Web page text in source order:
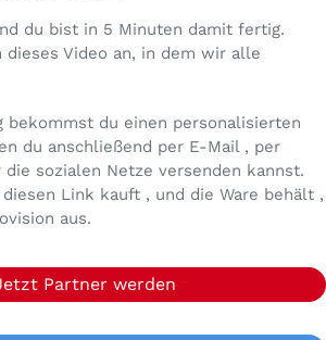
du bist in 5 Minuten damit fertig.
dieses Video an, in dem wir alle
bekommst du einen personalisierten
du anschließend per E-Mail , per
die sozialen Netze versenden kannst.
Link kauft , und die Ware behält ,
aus.
Partner werden